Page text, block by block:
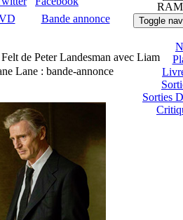
Toggle
Sorties
Bande annonce
de Peter Landesman avec Liam
Lane : bande-annonce